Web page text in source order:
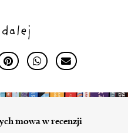
mowa w recenzji